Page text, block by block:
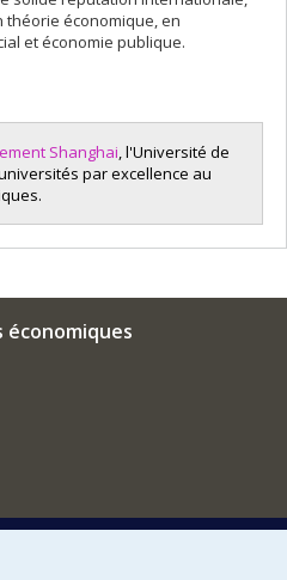
théorie économique, en
et économie publique.
Shanghai , l'Université de
par excellence au
économiques